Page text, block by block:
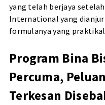
yang telah berjaya
International yang
formulanya yang
Program Bina
Percuma,
Terkesan